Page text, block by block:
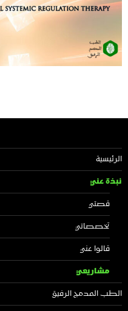
الرئيسية
نبذة عني
قصتي
تخصصاتي
قالوا عني
مشاريعي
الطب المدمج الرفيق